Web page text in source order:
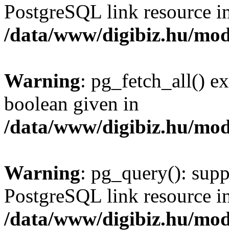
PostgreSQL link resource
/data/www/digibiz.hu/
Warning: pg_fetch_all()
boolean given in
/data/www/digibiz.hu/
Warning: pg_query():
PostgreSQL link resource
/data/www/digibiz.hu/